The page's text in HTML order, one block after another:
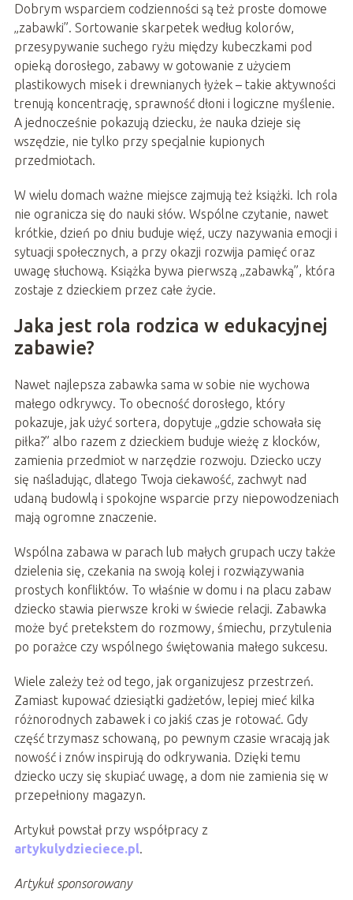
Dobrym wsparciem codzienności są też proste domowe
„zabawki”. Sortowanie skarpetek według kolorów,
przesypywanie suchego ryżu między kubeczkami pod
opieką dorosłego, zabawy w gotowanie z użyciem
plastikowych misek i drewnianych łyżek – takie aktywności
trenują koncentrację, sprawność dłoni i logiczne myślenie.
A jednocześnie pokazują dziecku, że nauka dzieje się
wszędzie, nie tylko przy specjalnie kupionych
przedmiotach.
W wielu domach ważne miejsce zajmują też książki. Ich rola
nie ogranicza się do nauki słów. Wspólne czytanie, nawet
krótkie, dzień po dniu buduje więź, uczy nazywania emocji i
sytuacji społecznych, a przy okazji rozwija pamięć oraz
uwagę słuchową. Książka bywa pierwszą „zabawką”, która
zostaje z dzieckiem przez całe życie.
Jaka jest rola rodzica w edukacyjnej
zabawie?
Nawet najlepsza zabawka sama w sobie nie wychowa
małego odkrywcy. To obecność dorosłego, który
pokazuje, jak użyć sortera, dopytuje „gdzie schowała się
piłka?” albo razem z dzieckiem buduje wieżę z klocków,
zamienia przedmiot w narzędzie rozwoju. Dziecko uczy
się naśladując, dlatego Twoja ciekawość, zachwyt nad
udaną budowlą i spokojne wsparcie przy niepowodzeniach
mają ogromne znaczenie.
Wspólna zabawa w parach lub małych grupach uczy także
dzielenia się, czekania na swoją kolej i rozwiązywania
prostych konfliktów. To właśnie w domu i na placu zabaw
dziecko stawia pierwsze kroki w świecie relacji. Zabawka
może być pretekstem do rozmowy, śmiechu, przytulenia
po porażce czy wspólnego świętowania małego sukcesu.
Wiele zależy też od tego, jak organizujesz przestrzeń.
Zamiast kupować dziesiątki gadżetów, lepiej mieć kilka
różnorodnych zabawek i co jakiś czas je rotować. Gdy
część trzymasz schowaną, po pewnym czasie wracają jak
nowość i znów inspirują do odkrywania. Dzięki temu
dziecko uczy się skupiać uwagę, a dom nie zamienia się w
przepełniony magazyn.
Artykuł powstał przy współpracy z
artykulydzieciece.pl.
Artykuł sponsorowany